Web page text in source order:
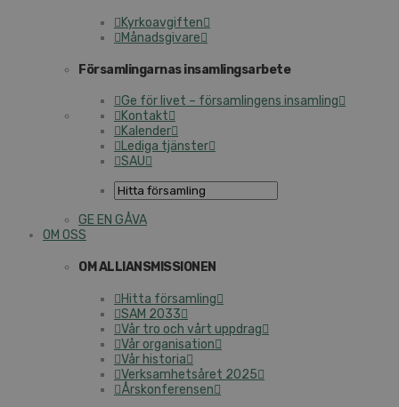
Kyrkoavgiften
Månadsgivare
Församlingarnas insamlingsarbete
Ge för livet – församlingens insamling
Kontakt
Kalender
Lediga tjänster
SAU
GE EN GÅVA
OM OSS
OM ALLIANSMISSIONEN
Hitta församling
SAM 2033
Vår tro och vårt uppdrag
Vår organisation
Vår historia
Verksamhetsåret 2025
Årskonferensen